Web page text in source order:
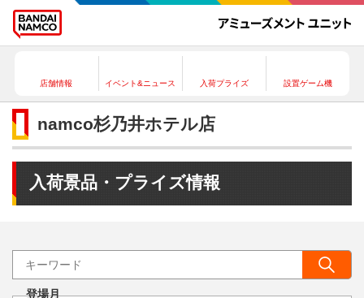
店舗情報 イベント&ニュース 入荷プライズ 設置ゲーム機
namco杉乃井ホテル店
入荷景品・プライズ情報
登場月